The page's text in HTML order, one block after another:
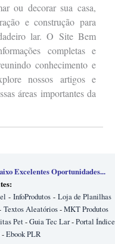
ou decorar sua casa,
e construção para
lar. O Site Bem
completas e
conhecimento e
nossos artigos e
áreas importantes da
Excelentes Oportunidades...
- InfoProdutos - Loja de Planilhas
Textos Aleatórios-MKT Produtos
Pet-Guia Tec Lar-Portal Índice
-Ebook PLR